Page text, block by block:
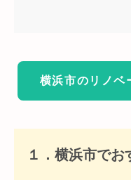
横浜市のリノベ
１．横浜市で